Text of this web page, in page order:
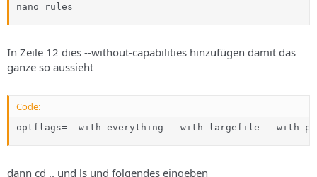
nano rules
In Zeile 12 dies --without-capabilities hinzufügen damit das
ganze so aussieht
Code:
optflags=--with-everything --with-largefile --with-
dann cd .. und ls und folgendes eingeben